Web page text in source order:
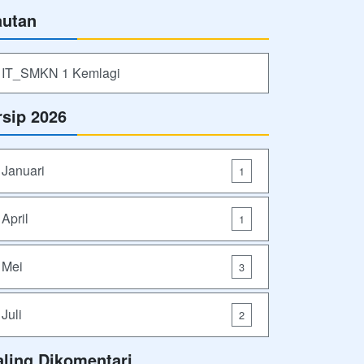
IT_SMKN 1 Kemlagi
2026
Januari 1
April 1
Mei 3
Juli 2
Dikomentari